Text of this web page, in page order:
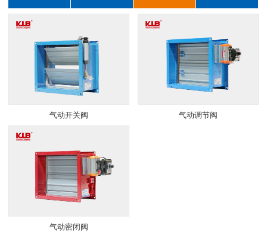
气动开关阀 气动调节阀
气动密闭阀